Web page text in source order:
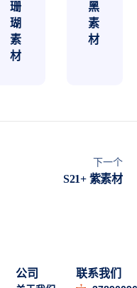
珊
瑚
素
材
黑
素
材
下一个
S21+ 紫素材
公司 联系我们